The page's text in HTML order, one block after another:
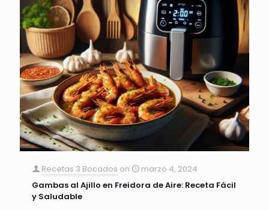
Recetas 3 Bocados on
marzo 4, 2024
Gambas al Ajillo en Freidora de Aire: Receta Fácil
y Saludable